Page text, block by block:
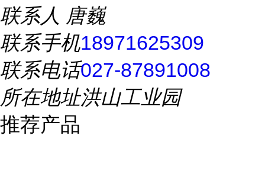
联系人 唐巍
联系手机18971625309
联系电话027-87891008
所在地址洪山工业园
推荐产品